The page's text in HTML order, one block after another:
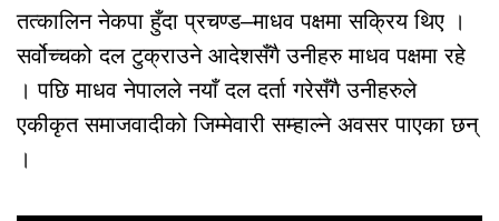
तत्कालिन नेकपा हुँदा प्रचण्ड–माधव पक्षमा सक्रिय थिए ।
सर्वोच्चको दल टुक्राउने आदेशसँगै उनीहरु माधव पक्षमा रहे
। पछि माधव नेपालले नयाँ दल दर्ता गरेसँगै उनीहरुले
एकीकृत समाजवादीको जिम्मेवारी सम्हाल्ने अवसर पाएका छन्
।